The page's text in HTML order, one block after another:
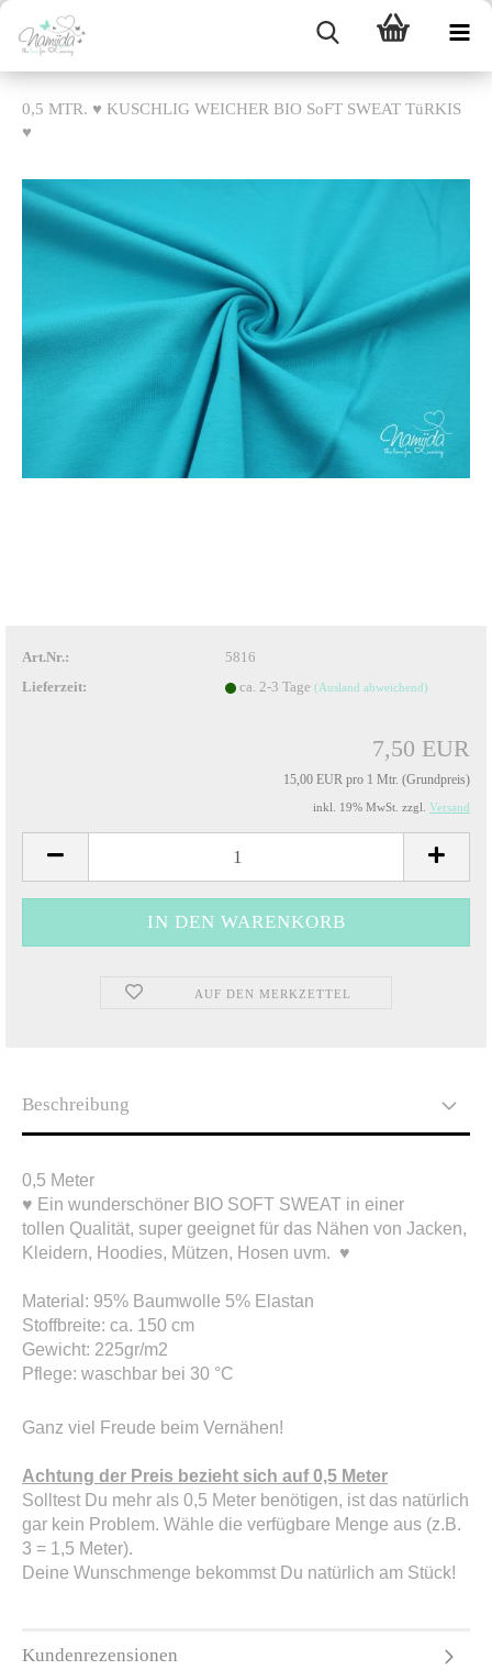
0,5 MTR. ♥ KUSCHLIG WEICHER BIO SoFT SWEAT TüRKIS
♥
Art.Nr.:
5816
Lieferzeit:
ca. 2-3 Tage (Ausland abweichend)
7,50 EUR
15,00 EUR pro 1 Mtr. (Grundpreis)
inkl. 19% MwSt. zzgl. Versand
AUF DEN MERKZETTEL
Beschreibung
0,5 Meter
♥ Ein wunderschöner BIO SOFT SWEAT in einer
tollen Qualität, super geeignet für das Nähen von Jacken,
Kleidern, Hoodies, Mützen, Hosen uvm. ♥
Material: 95% Baumwolle 5% Elastan
Stoffbreite: ca. 150 cm
Gewicht: 225gr/m2
Pflege: waschbar bei 30 °C
Ganz viel Freude beim Vernähen!
Achtung der Preis bezieht sich auf 0,5 Meter
Solltest Du mehr als 0,5 Meter benötigen, ist das natürlich
gar kein Problem. Wähle die verfügbare Menge aus (z.B.
3 = 1,5 Meter).
Deine Wunschmenge bekommst Du natürlich am Stück!
Kundenrezensionen